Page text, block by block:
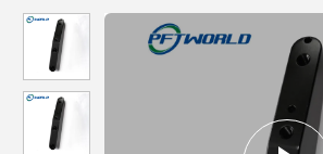
για το ποδήλατο, μέρη αυτοκινήτων αργιλίου